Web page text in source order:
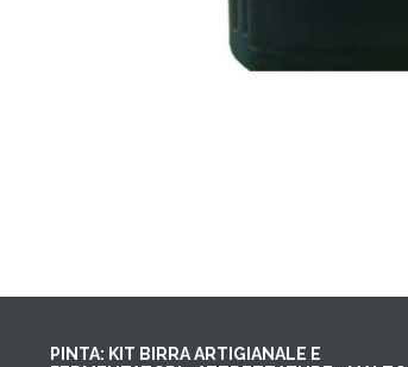
PINTA: KIT BIRRA ARTIGIANALE E